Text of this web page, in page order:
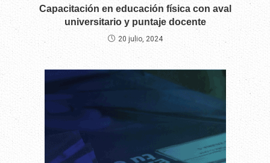
Capacitación en educación física con aval
universitario y puntaje docente
20 julio, 2024